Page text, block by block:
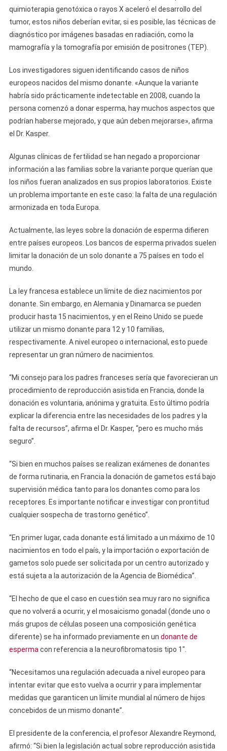
quimioterapia genotóxica o rayos X aceleró el desarrollo del
tumor, estos niños deberían evitar, si es posible, las técnicas de
diagnóstico por imágenes basadas en radiación, como la
mamografía y la tomografía por emisión de positrones (TEP).
Los investigadores siguen identificando casos de niños
europeos nacidos del mismo donante. «Aunque la variante
habría sido prácticamente indetectable en 2008, cuando la
persona comenzó a donar esperma, hay muchos aspectos que
podrían haberse mejorado, y que aún deben mejorarse», afirma
el Dr. Kasper.
Algunas clínicas de fertilidad se han negado a proporcionar
información a las familias sobre la variante porque querían que
los niños fueran analizados en sus propios laboratorios. Existe
un problema importante en este caso: la falta de una regulación
armonizada en toda Europa.
Actualmente, las leyes sobre la donación de esperma difieren
entre países europeos. Los bancos de esperma privados suelen
limitar la donación de un solo donante a 75 países en todo el
mundo.
La ley francesa establece un límite de diez nacimientos por
donante. Sin embargo, en Alemania y Dinamarca se pueden
producir hasta 15 nacimientos, y en el Reino Unido se puede
utilizar un mismo donante para 12 y 10 familias,
respectivamente. A nivel europeo o internacional, esto puede
representar un gran número de nacimientos.
“Mi consejo para los padres franceses sería que favorecieran un
procedimiento de reproducción asistida en Francia, donde la
donación es voluntaria, anónima y gratuita. Esto último podría
explicar la diferencia entre las necesidades de los padres y la
falta de recursos”, afirma el Dr. Kasper, “pero es mucho más
seguro”.
“Si bien en muchos países se realizan exámenes de donantes
de forma rutinaria, en Francia la donación de gametos está bajo
supervisión médica tanto para los donantes como para los
receptores. Es importante notificar e investigar con prontitud
cualquier sospecha de trastorno genético”.
“En primer lugar, cada donante está limitado a un máximo de 10
nacimientos en todo el país, y la importación o exportación de
gametos solo puede ser solicitada por un centro autorizado y
está sujeta a la autorización de la Agencia de Biomédica”.
“El hecho de que el caso en cuestión sea muy raro no significa
que no volverá a ocurrir, y el mosaicismo gonadal (donde uno o
más grupos de células poseen una composición genética
diferente) se ha informado previamente en un donante de
esperma con referencia a la neurofibromatosis tipo 1″.
“Necesitamos una regulación adecuada a nivel europeo para
intentar evitar que esto vuelva a ocurrir y para implementar
medidas que garanticen un límite mundial al número de hijos
concebidos de un mismo donante”.
El presidente de la conferencia, el profesor Alexandre Reymond,
afirmó: “Si bien la legislación actual sobre reproducción asistida